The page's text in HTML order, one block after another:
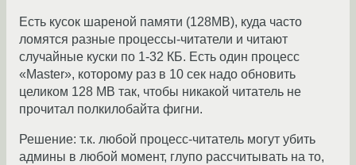
Есть кусок шареной памяти (128MB), куда часто
ломятся разные процессы-читатели и читают
случайные куски по 1-32 КБ. Есть один процесс
«Master», которому раз в 10 сек надо обновить
целиком 128 MB так, чтобы никакой читатель не
прочитал полкилобайта фигни.
Решение: т.к. любой процесс-читатель могут убить
админы в любой момент, глупо рассчитывать на то,